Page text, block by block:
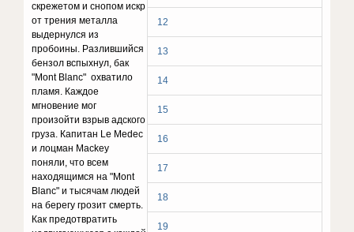
12
13
14
15
16
17
18
19
скрежетом и снопом искр
от трения металла
выдернулся из
пробоины. Разлившийся
бензол вспыхнул, бак
"Mont Blanc" охватило
пламя. Каждое
мгновение мог
произойти взрыв адского
груза. Капитан Le Medec
и лоцман Mackey
поняли, что всем
находящимся на "Mont
Blanc" и тысячам людей
на берегу грозит смерть.
Как предотвратить